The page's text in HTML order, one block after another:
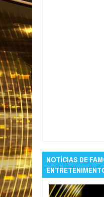
NOTÍCIAS DE